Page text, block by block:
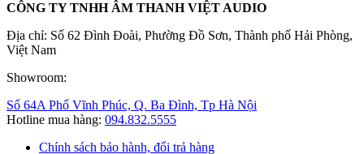
CÔNG TY TNHH ÂM THANH VIỆT AUDIO
Địa chỉ: Số 62 Đình Đoài, Phường Đồ Sơn, Thành phố Hải Phòng,
Việt Nam
Showroom:
Số 64A Phố Vĩnh Phúc, Q. Ba Đình, Tp Hà Nội
Hotline mua hàng: 094.832.5555
Chính sách bảo hành, đổi trả hàng